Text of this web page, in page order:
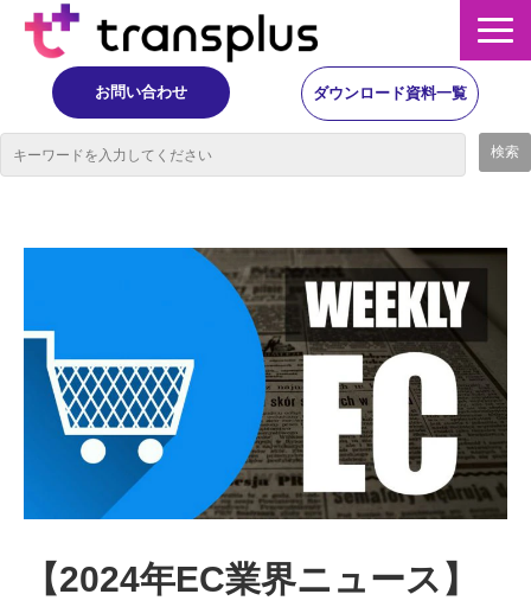
お問い合わせ ダウンロード資料一覧
イベント・レポート
ニュース
コラム
事例
動画
【2024年EC業界ニュース】